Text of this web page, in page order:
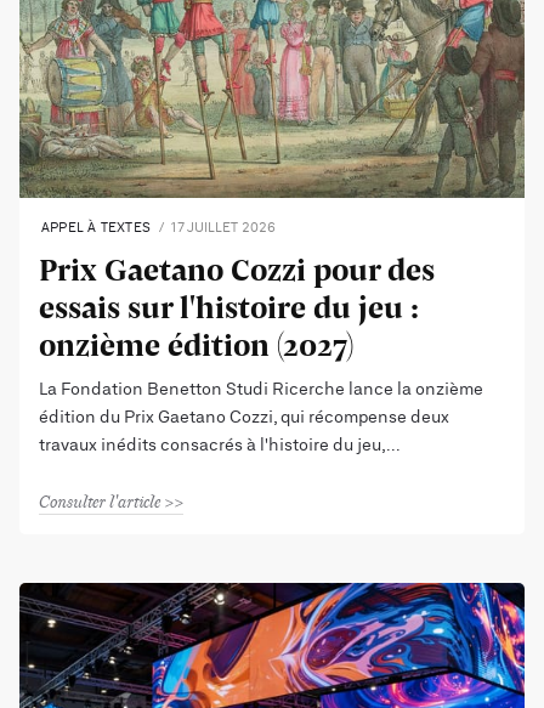
APPEL À TEXTES 17 JUILLET 2026
Prix Gaetano Cozzi pour des
essais sur l'histoire du jeu :
onzième édition (2027)
La Fondation Benetton Studi Ricerche lance la onzième
édition du Prix Gaetano Cozzi, qui récompense deux
travaux inédits consacrés à l'histoire du jeu,
Consulter l'article